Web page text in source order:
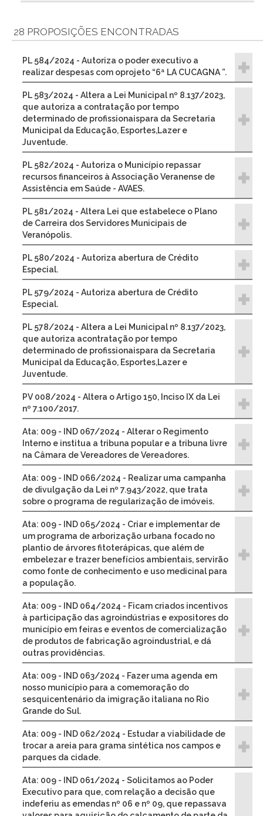
28 PROPOSIÇÕES ENCONTRADAS
PL 584/2024 - Autoriza o poder executivo a
realizar despesas com oprojeto “6ª LA CUCAGNA ”.
PL 583/2024 - Altera a Lei Municipal nº 8.137/2023,
que autoriza a contratação por tempo
determinado de profissionaispara da Secretaria
Municipal da Educação, Esportes,Lazer e
Juventude.
PL 582/2024 - Autoriza o Município repassar
recursos financeiros à Associação Veranense de
Assistência em Saúde - AVAES.
PL 581/2024 - Altera Lei que estabelece o Plano
de Carreira dos Servidores Municipais de
Veranópolis.
PL 580/2024 - Autoriza abertura de Crédito
Especial.
PL 579/2024 - Autoriza abertura de Crédito
Especial.
PL 578/2024 - Altera a Lei Municipal nº 8.137/2023,
que autoriza acontratação por tempo
determinado de profissionaispara da Secretaria
Municipal da Educação, Esportes,Lazer e
Juventude.
PV 008/2024 - Altera o Artigo 150, Inciso IX da Lei
nº 7.100/2017.
Ata: 009 - IND 067/2024 - Alterar o Regimento
Interno e institua a tribuna popular e a tribuna livre
na Câmara de Vereadores de Vereadores.
Ata: 009 - IND 066/2024 - Realizar uma campanha
de divulgação da Lei nº 7.943/2022, que trata
sobre o programa de regularização de imóveis.
Ata: 009 - IND 065/2024 - Criar e implementar de
um programa de arborização urbana focado no
plantio de árvores fitoterápicas, que além de
embelezar e trazer benefícios ambientais, servirão
como fonte de conhecimento e uso medicinal para
a população.
Ata: 009 - IND 064/2024 - Ficam criados incentivos
à participação das agroindústrias e expositores do
município em feiras e eventos de comercialização
de produtos de fabricação agroindustrial, e dá
outras providências.
Ata: 009 - IND 063/2024 - Fazer uma agenda em
nosso município para a comemoração do
sesquicentenário da imigração italiana no Rio
Grande do Sul.
Ata: 009 - IND 062/2024 - Estudar a viabilidade de
trocar a areia para grama sintética nos campos e
parques da cidade.
Ata: 009 - IND 061/2024 - Solicitamos ao Poder
Executivo para que, com relação a decisão que
indeferiu as emendas nº 06 e nº 09, que repassava